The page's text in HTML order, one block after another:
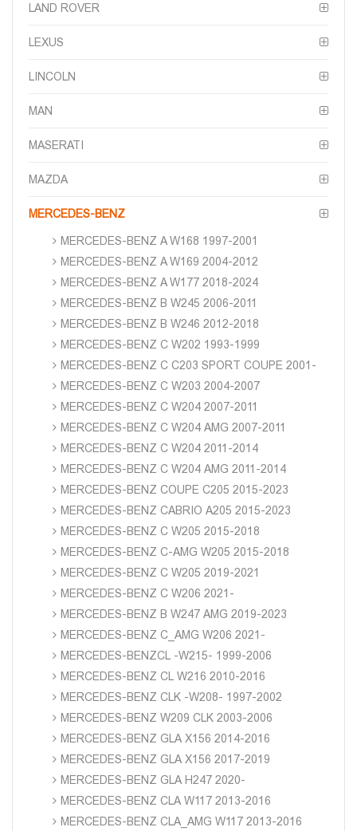
LAND ROVER
LEXUS
LINCOLN
MAN
MASERATI
MAZDA
MERCEDES-BENZ
MERCEDES-BENZ A W168 1997-2001
MERCEDES-BENZ A W169 2004-2012
MERCEDES-BENZ A W177 2018-2024
MERCEDES-BENZ B W245 2006-2011
MERCEDES-BENZ B W246 2012-2018
MERCEDES-BENZ C W202 1993-1999
MERCEDES-BENZ C C203 SPORT COUPE 2001-
MERCEDES-BENZ C W203 2004-2007
MERCEDES-BENZ C W204 2007-2011
MERCEDES-BENZ C W204 AMG 2007-2011
MERCEDES-BENZ C W204 2011-2014
MERCEDES-BENZ C W204 AMG 2011-2014
MERCEDES-BENZ COUPE C205 2015-2023
MERCEDES-BENZ CABRIO A205 2015-2023
MERCEDES-BENZ C W205 2015-2018
MERCEDES-BENZ C-AMG W205 2015-2018
MERCEDES-BENZ C W205 2019-2021
MERCEDES-BENZ C W206 2021-
MERCEDES-BENZ B W247 AMG 2019-2023
MERCEDES-BENZ C_AMG W206 2021-
MERCEDES-BENZCL -W215- 1999-2006
MERCEDES-BENZ CL W216 2010-2016
MERCEDES-BENZ CLK -W208- 1997-2002
MERCEDES-BENZ W209 CLK 2003-2006
MERCEDES-BENZ GLA X156 2014-2016
MERCEDES-BENZ GLA X156 2017-2019
MERCEDES-BENZ GLA H247 2020-
MERCEDES-BENZ CLA W117 2013-2016
MERCEDES-BENZ CLA_AMG W117 2013-2016